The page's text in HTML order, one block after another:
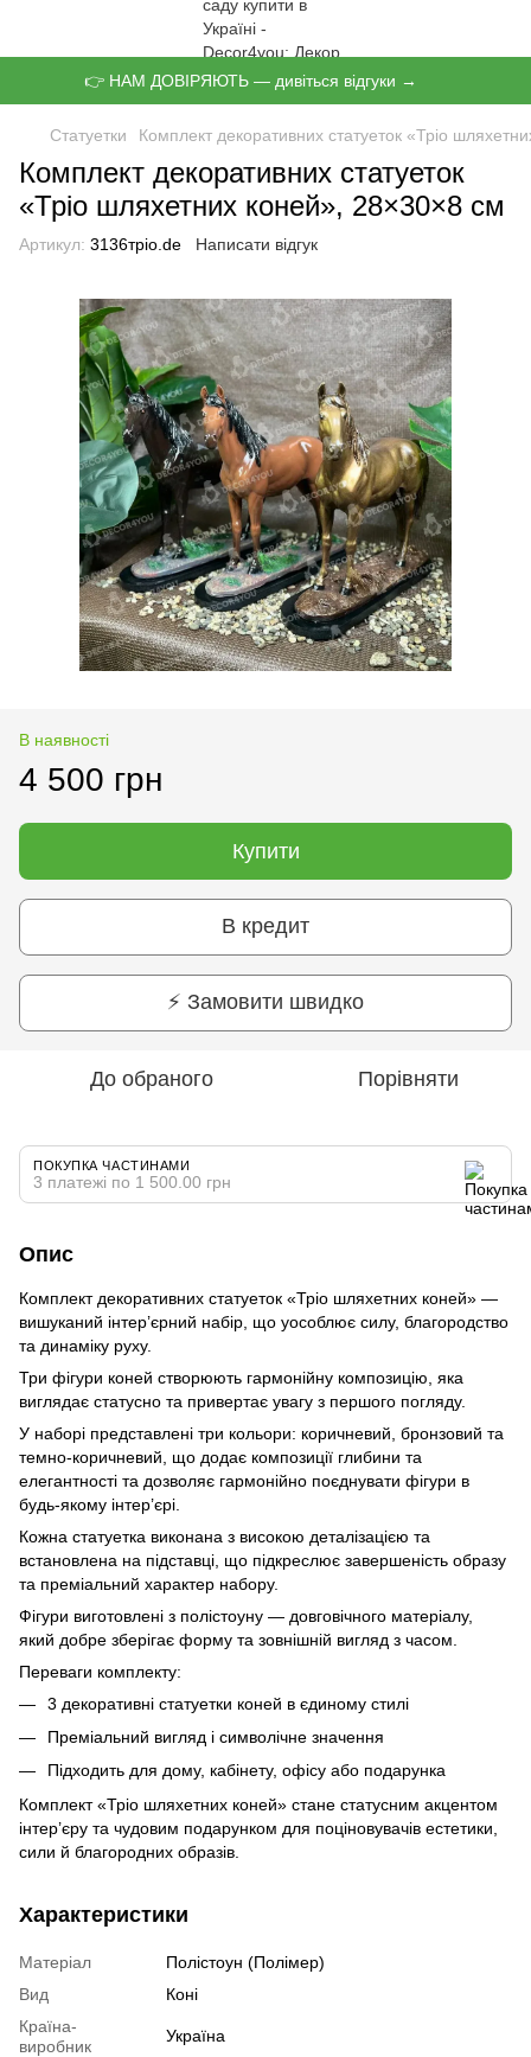
👉 НАМ ДОВІРЯЮТЬ — дивіться відгуки →
Статуетки Комплект декоративних статуеток «Тріо
Комплект декоративних статуеток
«Тріо шляхетних коней», 28×30×8 см
Артикул: 3136тріо.de Написати відгук
В наявності
4 500 грн
Купити
В кредит
⚡ Замовити швидко
До обраного Порівняти
ПОКУПКА ЧАСТИНАМИ
3 платежі по 1 500.00 грн
Опис
Комплект декоративних статуеток «Тріо шляхетних коней» —
вишуканий інтер’єрний набір, що уособлює силу, благородство
та динаміку руху.
Три фігури коней створюють гармонійну композицію, яка
виглядає статусно та привертає увагу з першого погляду.
У наборі представлені три кольори: коричневий, бронзовий та
темно-коричневий, що додає композиції глибини та
елегантності та дозволяє гармонійно поєднувати фігури в
будь-якому інтер’єрі.
Кожна статуетка виконана з високою деталізацією та
встановлена на підставці, що підкреслює завершеність образу
та преміальний характер набору.
Фігури виготовлені з полістоуну — довговічного матеріалу,
який добре зберігає форму та зовнішній вигляд з часом.
Переваги комплекту:
3 декоративні статуетки коней в єдиному стилі
Преміальний вигляд і символічне значення
Підходить для дому, кабінету, офісу або подарунка
Комплект «Тріо шляхетних коней» стане статусним акцентом
інтер’єру та чудовим подарунком для поціновувачів естетики,
сили й благородних образів.
Характеристики
Матеріал
Полістоун (Полімер)
Вид
Коні
Країна-
виробник
Україна